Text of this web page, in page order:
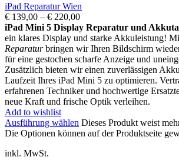
iPad Reparatur Wien
€ 139,00 – € 220,00
iPad Mini 5 Display Reparatur und
ein klares Display und starke Akkuleistung!
Reparaturbringen wir Ihren Bildschirm
für eine gestochen scharfe Anzeige und
Zusätzlich bieten wir einen zuverlässigen
Laufzeit Ihres iPad Mini 5 zu optimieren.
erfahrenen Techniker und hochwertige
neue Kraft und frische Optik verleihen.
Add to wishlist
Ausführung wählen Dieses Produkt weist
Die Optionen können auf der Produktseite
inkl. MwSt.